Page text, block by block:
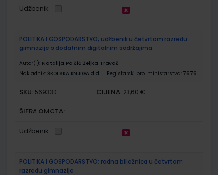
Udžbenik
POLITIKA I GOSPODARSTVO; udžbenik u četvrtom razredu
gimnazije s dodatnim digitalnim sadržajima
Autor(i): Natalija Palčić Željka Travaš
Nakladnik: ŠKOLSKA KNJIGA d.d. Registarski broj ministarstva: 7676
SKU: 569330 CIJENA: 23,60 €
ŠIFRA OMOTA:
Udžbenik
POLITIKA I GOSPODARSTVO; radna bilježnica u četvrtom
razredu gimnazije